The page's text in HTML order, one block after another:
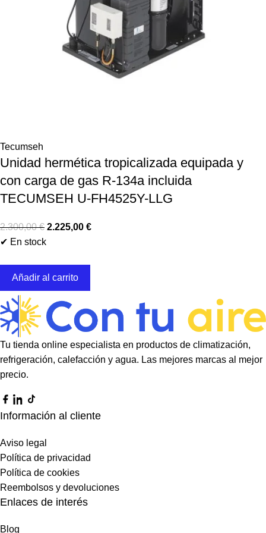
Tecumseh
Unidad hermética tropicalizada equipada y
con carga de gas R-134a incluida
TECUMSEH U-FH4525Y-LLG
2.300,00€ 2.225,00 €
✔ En stock
Añadir al carrito
Tu tienda online especialista en productos de climatización,
refrigeración, calefacción y agua. Las mejores marcas al mejor
precio.
Información al cliente
Aviso legal
Política de privacidad
Política de cookies
Reembolsos y devoluciones
Enlaces de interés
Blog